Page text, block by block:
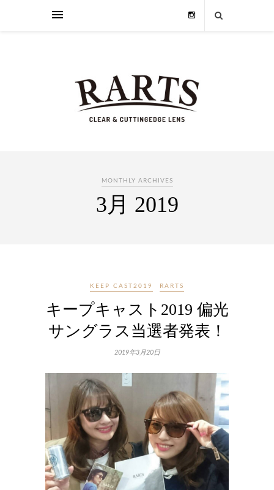
MONTHLY ARCHIVES
3月 2019
KEEP CAST2019 RARTS
キープキャスト2019 偏光
サングラス当選者発表！
2019年3月20日